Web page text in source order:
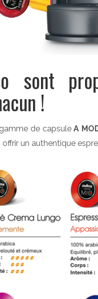
sont
!
de capsuleA
un authentique